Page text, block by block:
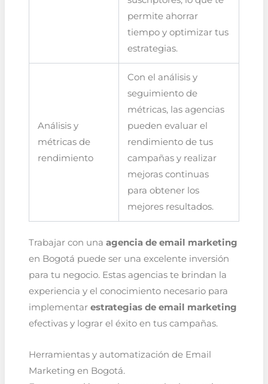
permite ahorrar
tiempo y optimizar tus
estrategias.
Análisis y
métricas de
rendimiento
Con el análisis y
seguimiento de
métricas, las agencias
pueden evaluar el
rendimiento de tus
campañas y realizar
mejoras continuas
para obtener los
mejores resultados.
Trabajar con una agencia de email marketing
en Bogotá puede ser una excelente inversión
para tu negocio. Estas agencias te brindan la
experiencia y el conocimiento necesario para
implementar estrategias de email marketing
efectivas y lograr el éxito en tus campañas.
Herramientas y automatización de Email
Marketing en Bogotá.